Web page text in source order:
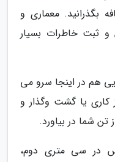
بگذرانید. معماری و
و ثبت خاطرات بسیار
هم در اینجا سرو می
یا گشت وگذار و
تن شما در بیاورد.
در سی متری دوم،